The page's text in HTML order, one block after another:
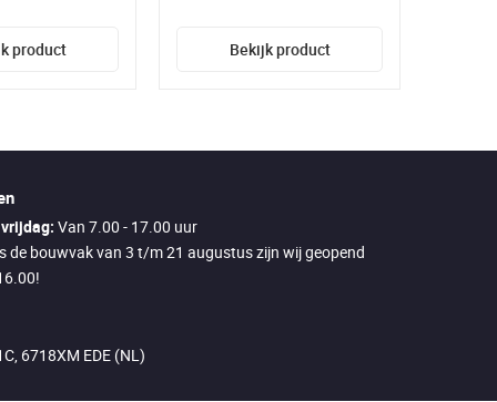
product Bekijk product
Van 7.00 - 17.00 uur
de bouwvak van 3 t/m 21 augustus zijn wij geopend
6718XM EDE (NL)